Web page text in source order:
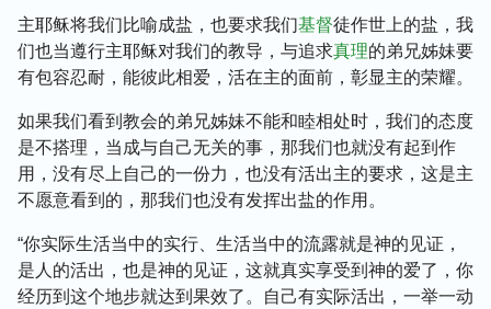
主耶稣将我们比喻成盐，也要求我们基督徒作世上的盐，我
们也当遵行主耶稣对我们的教导，与追求真理的弟兄姊妹要
有包容忍耐，能彼此相爱，活在主的面前，彰显主的荣耀。
如果我们看到教会的弟兄姊妹不能和睦相处时，我们的态度
是不搭理，当成与自己无关的事，那我们也就没有起到作
用，没有尽上自己的一份力，也没有活出主的要求，这是主
不愿意看到的，那我们也没有发挥出盐的作用。
“你实际生活当中的实行、生活当中的流露就是神的见证，
是人的活出 ，也是神的见证，这就真实享受到神的爱了，你
经历到这个地步就达到果效了。自己有实际活出，一举一动